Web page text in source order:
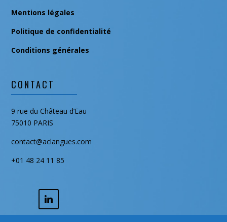
Mentions légales
Politique de confidentialité
Conditions générales
CONTACT
9 rue du Château d’Eau
75010 PARIS
contact@aclangues.com
+01 48 24 11 85